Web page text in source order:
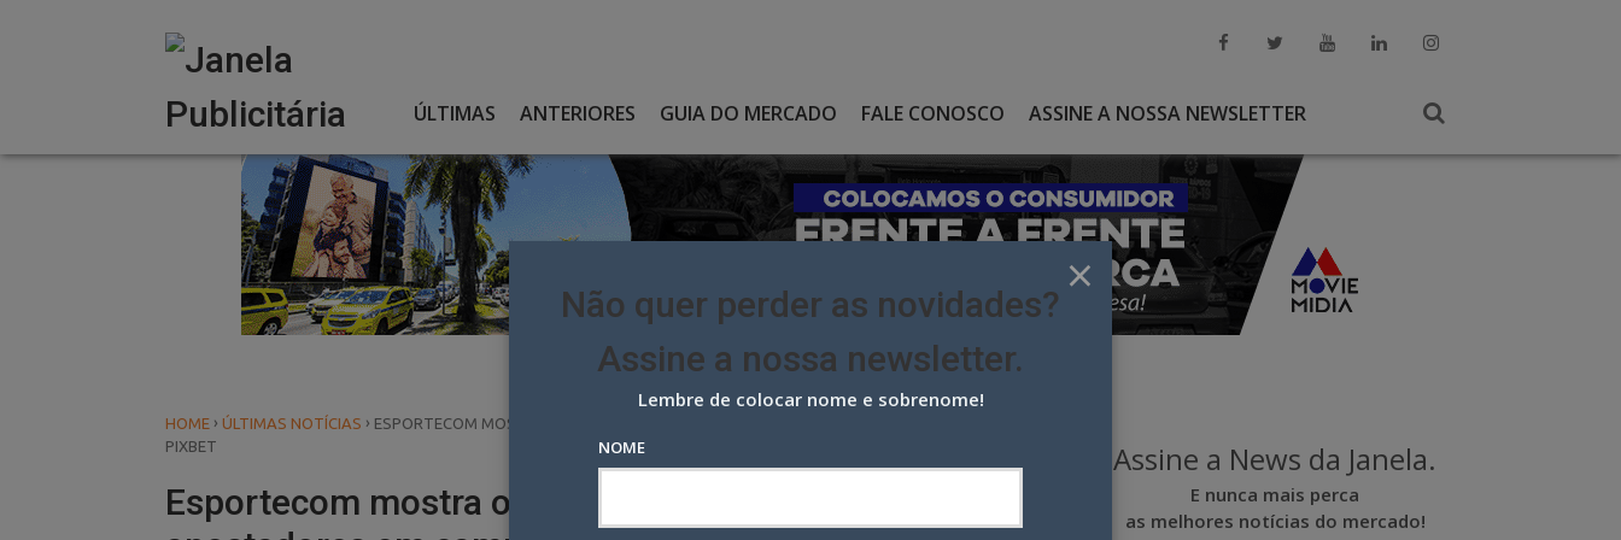
ÚLTIMAS ANTERIORES GUIA DO MERCADO FALE CONOSCO ASSINE A NOSSA NEWSLETTER
HOME › ÚLTIMAS NOTÍCIAS › ESPORTECOM MOSTRA OS DIFERENTES TIPOS DE APOSTADORES EM CAMPANHA DA
PIXBET
Esportecom mostra os diferentes tipos de
Assine a News da Janela.
E nunca mais perca
as melhores notícias do mercado!
×
Não quer perder as novidades?
Assine a nossa newsletter.
Lembre de colocar nome e sobrenome!
NOME